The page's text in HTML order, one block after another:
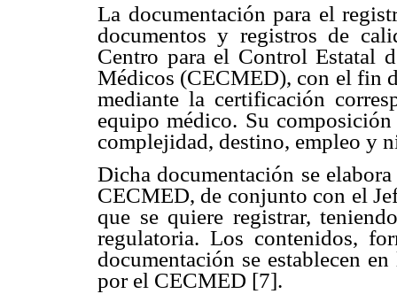
La documentación para el
documentos y registros de
Centro para el Control Estatal
Médicos (CECMED), con el fin
mediante la certificación
equipo médico. Su
complejidad, destino, empleo y
Dicha documentación se
CECMED, de conjunto con el
que se quiere registrar,
regulatoria. Los contenidos,
documentación se establecen
por el CECMED [7].